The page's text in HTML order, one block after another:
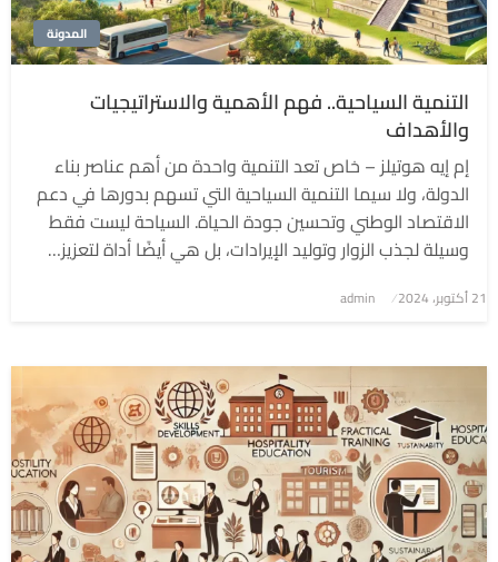
المدونة
التنمية السياحية.. فهم الأهمية والاستراتيجيات
والأهداف
إم إيه هوتيلز – خاص تعد التنمية واحدة من أهم عناصر بناء
الدولة، ولا سيما التنمية السياحية التي تسهم بدورها في دعم
الاقتصاد الوطني وتحسين جودة الحياة. السياحة ليست فقط
وسيلة لجذب الزوار وتوليد الإيرادات، بل هي أيضًا أداة لتعزيز…
نُشر
21 أكتوبر، 2024 admin